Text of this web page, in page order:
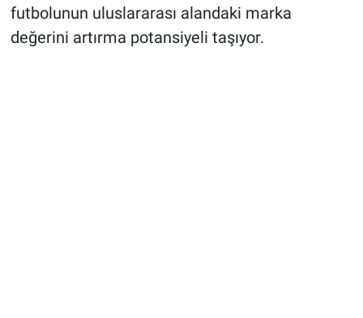
futbolunun uluslararası alandaki marka
değerini artırma potansiyeli taşıyor.